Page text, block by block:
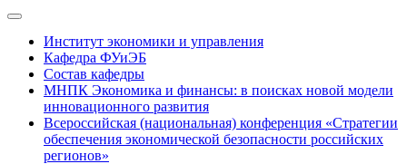
Институт экономики и управления
Кафедра ФУиЭБ
Состав кафедры
МНПК Экономика и финансы: в поисках новой модели
инновационного развития
Всероссийская (национальная) конференция «Стратегии
обеспечения экономической безопасности российских
регионов»